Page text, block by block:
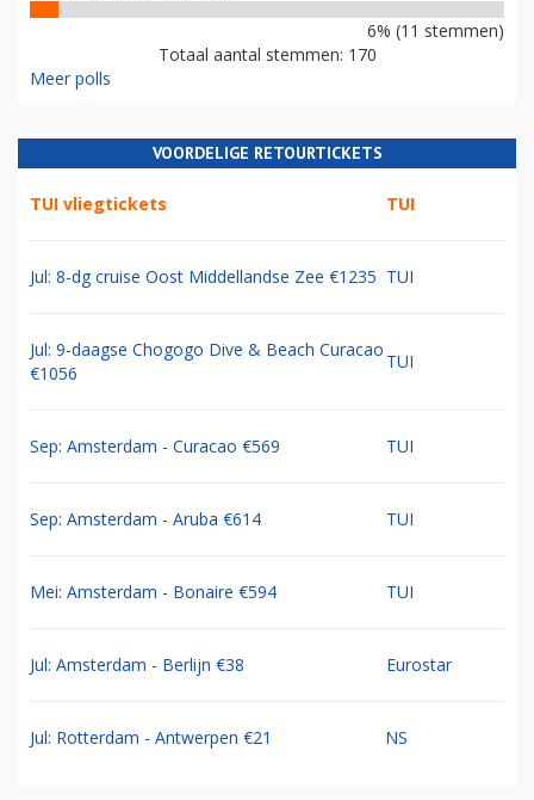
6% (11 stemmen)
Totaal aantal stemmen: 170
Meer polls
VOORDELIGE RETOURTICKETS
TUI vliegtickets TUI
Jul: 8-dg cruise Oost Middellandse Zee €1235 TUI
Jul: 9-daagse Chogogo Dive & Beach Curacao
€1056
TUI
Sep: Amsterdam - Curacao €569 TUI
Sep: Amsterdam - Aruba €614 TUI
Mei: Amsterdam - Bonaire €594 TUI
Jul: Amsterdam - Berlijn €38 Eurostar
Jul: Rotterdam - Antwerpen €21 NS